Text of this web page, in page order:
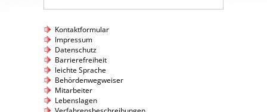
Kontaktformular
Impressum
Datenschutz
Barrierefreiheit
leichte Sprache
Behördenwegweiser
Mitarbeiter
Lebenslagen